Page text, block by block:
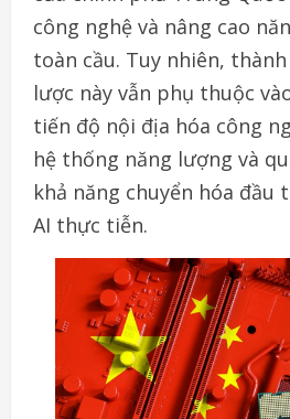
công nghệ và nâng cao
toàn cầu. Tuy nhiên,
lược này vẫn phụ thuộc
tiến độ nội địa hóa công
hệ thống năng lượng và
khả năng chuyển hóa đầu
AI thực tiễn.